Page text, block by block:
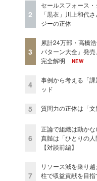
2
セールスフォース
「黒衣」川上和代
ジーの正体
3
累計24万部・高橋
パターン大全』発
完全解明
NEW
4
事例から考える「
ッド
5 質問力の正体は「
6
正論で組織は動か
真髄は「ひとりの
【対談前編】
7
リソース減を乗り
柱で収益貢献を目